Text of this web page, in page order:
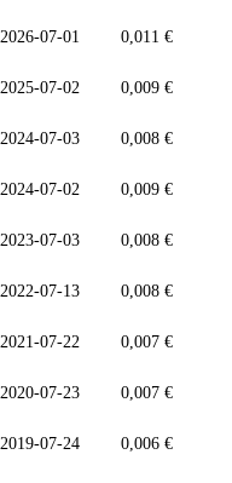
2026-07-01 0,011 €
2025-07-02 0,009 €
2024-07-03 0,008 €
2024-07-02 0,009 €
2023-07-03 0,008 €
2022-07-13 0,008 €
2021-07-22 0,007 €
2020-07-23 0,007 €
2019-07-24 0,006 €